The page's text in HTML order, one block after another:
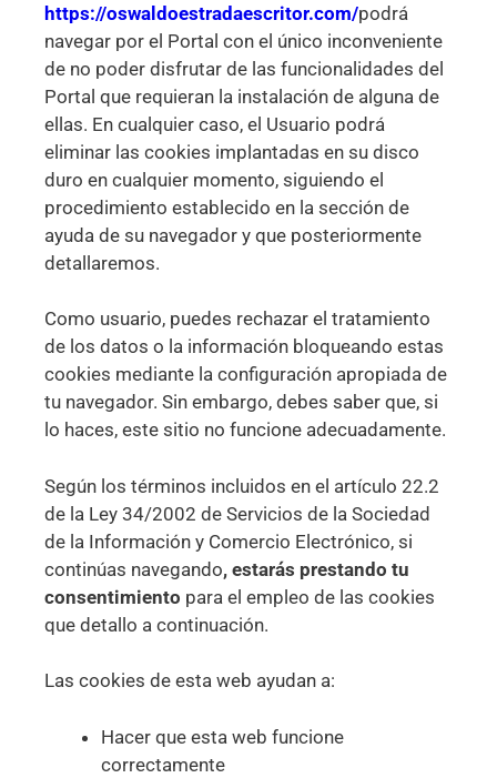
https://oswaldoestradaescritor.com/podrá
navegar por el Portal con el único inconveniente
de no poder disfrutar de las funcionalidades del
Portal que requieran la instalación de alguna de
ellas. En cualquier caso, el Usuario podrá
eliminar las cookies implantadas en su disco
duro en cualquier momento, siguiendo el
procedimiento establecido en la sección de
ayuda de su navegador y que posteriormente
detallaremos.
Como usuario, puedes rechazar el tratamiento
de los datos o la información bloqueando estas
cookies mediante la configuración apropiada de
tu navegador. Sin embargo, debes saber que, si
lo haces, este sitio no funcione adecuadamente.
Según los términos incluidos en el artículo 22.2
de la Ley 34/2002 de Servicios de la Sociedad
de la Información y Comercio Electrónico, si
continúas navegando, estarás prestando tu
consentimiento para el empleo de las cookies
que detallo a continuación.
Las cookies de esta web ayudan a:
Hacer que esta web funcione
correctamente